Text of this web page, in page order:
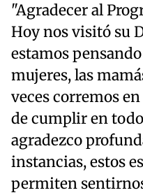
"Agradecer al
Hoy nos visitó su
estamos
mujeres, las
veces corremos
de cumplir en
agradezco
instancias, estos
permiten